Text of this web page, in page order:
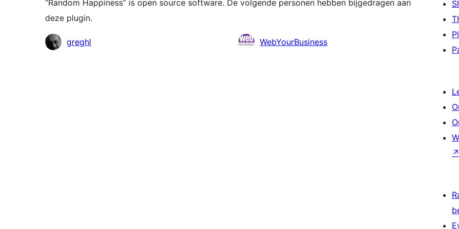
“Random Happiness” is open source software. De volgende personen hebben bijgedragen aan
deze plugin.
Bijdragers
greghl WebYourBusiness
↗